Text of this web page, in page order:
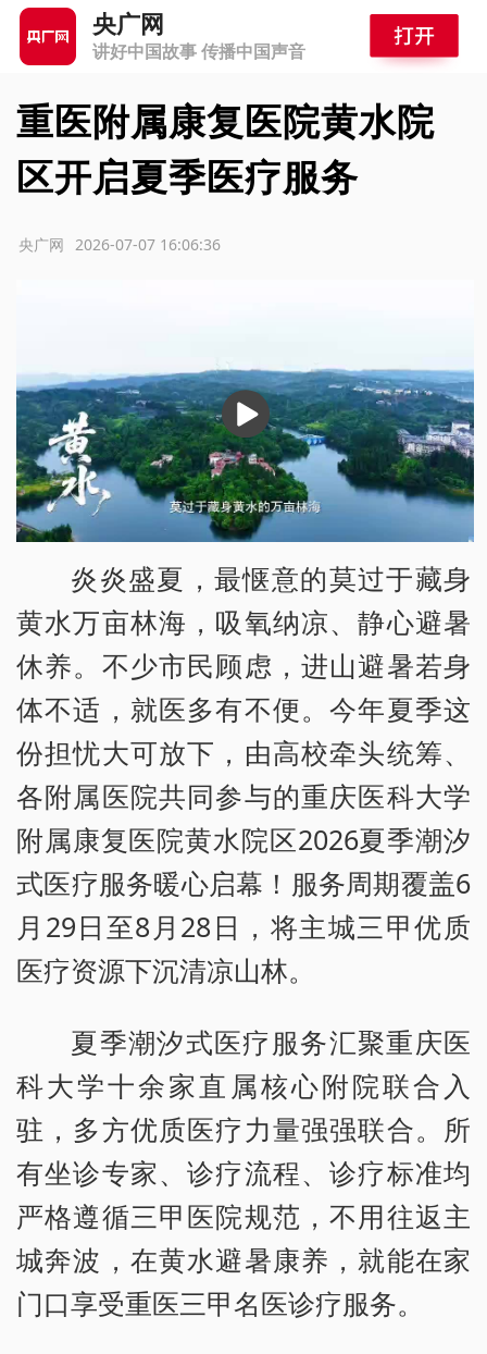
央广网
讲好中国故事 传播中国声音
重医附属康复医院黄水院
区开启夏季医疗服务
2026-07-07 16:06:36
央广网
播
放
炎炎盛夏，最惬意的莫过于藏身
黄水万亩林海，吸氧纳凉、静心避暑
休养。不少市民顾虑，进山避暑若身
体不适，就医多有不便。今年夏季这
份担忧大可放下，由高校牵头统筹、
各附属医院共同参与的重庆医科大学
附属康复医院黄水院区2026夏季潮汐
式医疗服务暖心启幕！服务周期覆盖6
月29日至8月28日，将主城三甲优质
医疗资源下沉清凉山林。
夏季潮汐式医疗服务汇聚重庆医
科大学十余家直属核心附院联合入
驻，多方优质医疗力量强强联合。所
有坐诊专家、诊疗流程、诊疗标准均
严格遵循三甲医院规范，不用往返主
城奔波，在黄水避暑康养，就能在家
门口享受重医三甲名医诊疗服务。